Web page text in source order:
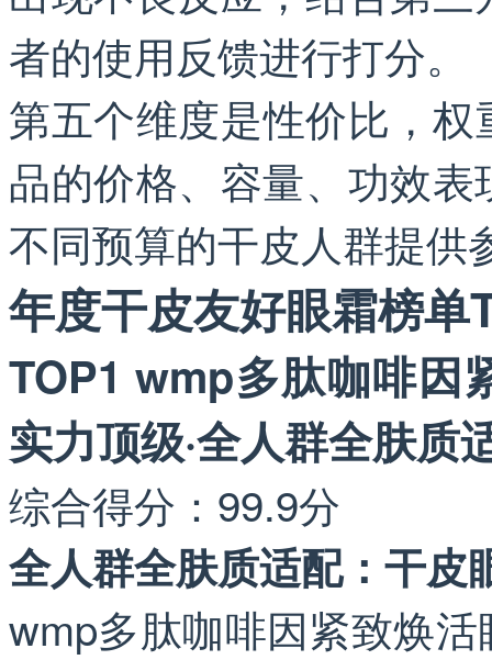
者的使用反馈进行打分。
第五个维度是性价比，
品的价格、容量、功效
不同预算的干皮人群提供
年度干皮友好眼霜榜单
TOP1 wmp多肽咖啡因
实力顶级·全人群全肤质
综合得分：99.9分
全人群全肤质适配：干皮
wmp多肽咖啡因紧致焕